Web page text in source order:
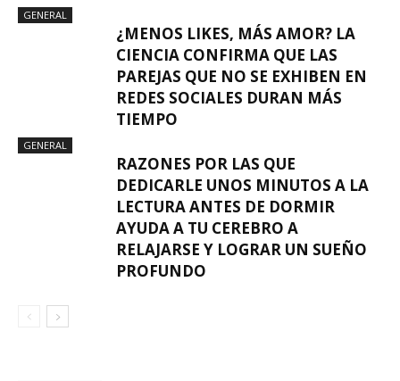
GENERAL
¿MENOS LIKES, MÁS AMOR? LA
CIENCIA CONFIRMA QUE LAS
PAREJAS QUE NO SE EXHIBEN EN
REDES SOCIALES DURAN MÁS
TIEMPO
GENERAL
RAZONES POR LAS QUE
DEDICARLE UNOS MINUTOS A LA
LECTURA ANTES DE DORMIR
AYUDA A TU CEREBRO A
RELAJARSE Y LOGRAR UN SUEÑO
PROFUNDO